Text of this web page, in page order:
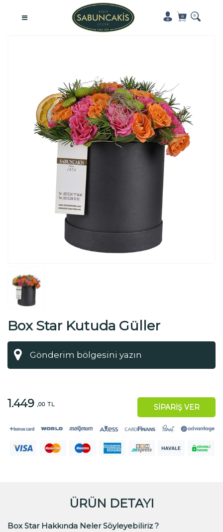
Box Star Kutuda Güller
1.449 ,00 TL SİPARİŞ VER
ÜRÜN DETAYI
Box Star Hakkında Neler Söyleyebiliriz ?